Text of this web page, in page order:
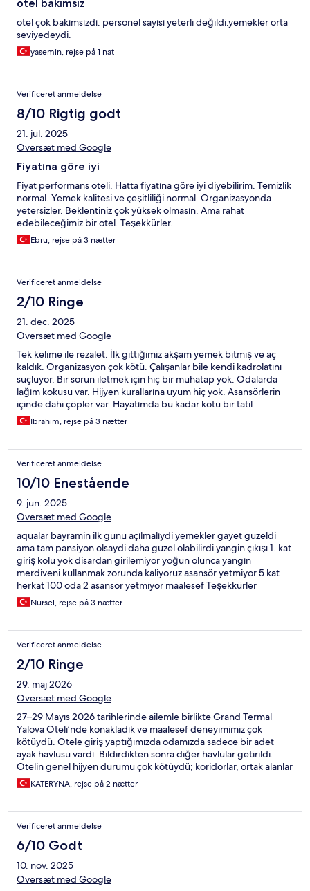
otel bakımsız
otel çok bakımsızdı. personel sayısı yeterli değildi.yemekler orta
seviyedeydi.
yasemin, rejse på 1 nat
Verificeret anmeldelse
8/10 Rigtig godt
21. jul. 2025
Oversæt med Google
Fiyatına göre iyi
Fiyat performans oteli. Hatta fiyatına göre iyi diyebilirim. Temizlik
normal. Yemek kalitesi ve çeşitliliği normal. Organizasyonda
yetersizler. Beklentiniz çok yüksek olmasın. Ama rahat
edebileceğimiz bir otel. Teşekkürler.
Ebru, rejse på 3 nætter
Verificeret anmeldelse
2/10 Ringe
21. dec. 2025
Oversæt med Google
Tek kelime ile rezalet. İlk gittiğimiz akşam yemek bitmiş ve aç
kaldık. Organizasyon çok kötü. Çalışanlar bile kendi kadrolatını
suçluyor. Bir sorun iletmek için hiç bir muhatap yok. Odalarda
lağım kokusu var. Hijyen kurallarına uyum hiç yok. Asansörlerin
içinde dahi çöpler var. Hayatımda bu kadar kötü bir tatil
mekanına rastlamadım. Hiç kimseye tavsiye etmiyorum. Üç
günlük için gelmiştik. Dayanamadık ikinci gün evimize döndük.
Ibrahim, rejse på 3 nætter
Verificeret anmeldelse
10/10 Enestående
9. jun. 2025
Oversæt med Google
aqualar bayramin ilk gunu açılmalıydi yemekler gayet guzeldi
ama tam pansiyon olsaydi daha guzel olabilirdi yangin çıkışı 1. kat
giriş kolu yok disardan girilemiyor yoğun olunca yangın
merdiveni kullanmak zorunda kaliyoruz asansör yetmiyor 5 kat
herkat 100 oda 2 asansör yetmiyor maalesef Teşekkürler
Nursel, rejse på 3 nætter
Verificeret anmeldelse
2/10 Ringe
29. maj 2026
Oversæt med Google
27–29 Mayıs 2026 tarihlerinde ailemle birlikte Grand Termal
Yalova Oteli’nde konakladık ve maalesef deneyimimiz çok
kötüydü. Otele giriş yaptığımızda odamızda sadece bir adet
ayak havlusu vardı. Bildirdikten sonra diğer havlular getirildi.
Otelin genel hijyen durumu çok kötüydü; koridorlar, ortak alanlar
ve çevre kirliydi. Odamızda banyoda küf vardı, balkon temiz
değildi ve yataklar ile yastıklar çok eski ve rahatsızdı. Açık
Sağlık Bakanlığı onayı bulunmuyor. Bu nedenle insanların havuzu
kendi sorumluluğunda kullandığı izlenimi oluşuyor. Otel internet
sitelerinde kendisini beş yıldızlı olarak tanıtıyor ancak hizmet
kalitesi bunun çok altında. Örneğin ütü hizmeti bile yoktu. Ayrıca
odamızdaki tuvalet kâğıdı bittikten sonra iki gün boyunca yenisi
getirilmedi. Yemekler ve organizasyon çok kötüydü. Akşam
KATERYNA, rejse på 2 nætter
Verificeret anmeldelse
6/10 Godt
10. nov. 2025
Oversæt med Google